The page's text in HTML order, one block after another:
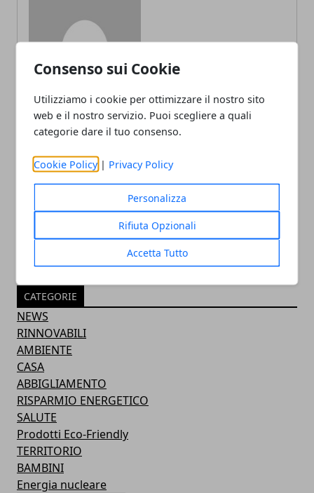
Consenso sui Cookie
Utilizziamo i cookie per ottimizzare il nostro sito
web e il nostro servizio. Puoi scegliere a quali
categorie dare il tuo consenso.
Cookie Policy | Privacy Policy
Personalizza
Rifiuta Opzionali
Accetta Tutto
Redazione
CATEGORIE
NEWS
RINNOVABILI
AMBIENTE
CASA
ABBIGLIAMENTO
RISPARMIO ENERGETICO
SALUTE
Prodotti Eco-Friendly
TERRITORIO
BAMBINI
Energia nucleare